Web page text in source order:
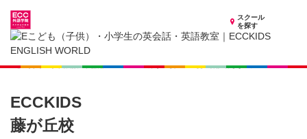
スクール
を探す
愛知県の子供英会話・英語教室
子供（小学生）英会話・英語教室 ECCKIDS 藤が丘校
生徒・保護者さまの声
ECCKIDS
藤が丘校